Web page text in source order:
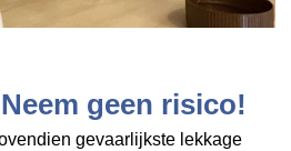
geen risico!
gevaarlijkste lekkage